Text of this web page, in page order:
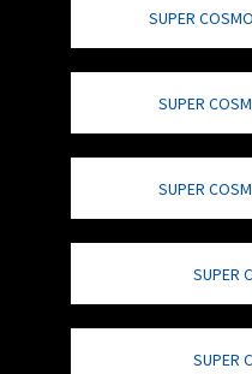
SUPER
SUPER
SUPER
SUPER
SUPER